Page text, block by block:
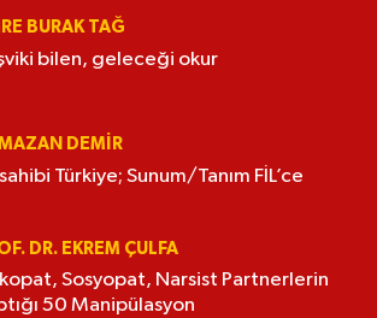
BURAK TAĞ
bilen, geleceği okur
DEMİR
Türkiye; Sunum/Tanım FİL’ce
DR. EKREM ÇULFA
Sosyopat, Narsist Partnerlerin
50 Manipülasyon